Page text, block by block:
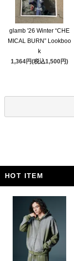
glamb '26 Winter “CHE
MICAL BURN” Lookboo
k
1,364円(税込1,500円)
HOT ITEM